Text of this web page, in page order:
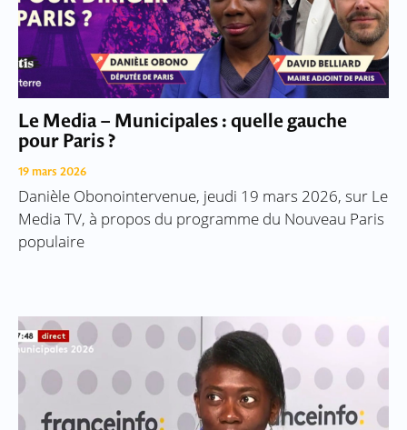
Le Media – Municipales : quelle gauche
pour Paris ?
19 mars 2026
Danièle Obonointervenue, jeudi 19 mars 2026, sur Le
Media TV, à propos du programme du Nouveau Paris
populaire